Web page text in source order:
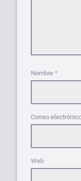
Nombre *
Correo
Web